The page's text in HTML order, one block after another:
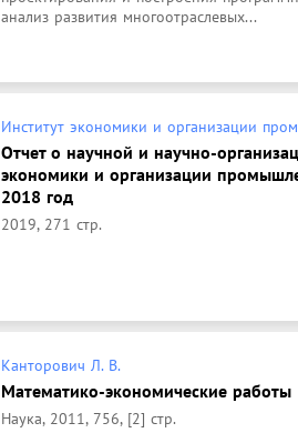
анализ развития многоотраслевых...
Институт экономики и организации
Отчет о научной и научно-
экономики и организации
2018 год
2019, 271 стр.
Канторович Л. В.
Математико-экономические работы
Наука, 2011, 756, [2] стр.